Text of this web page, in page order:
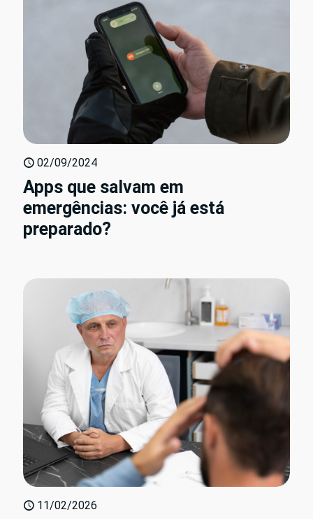
02/09/2024
Apps que salvam em
emergências: você já está
preparado?
11/02/2026